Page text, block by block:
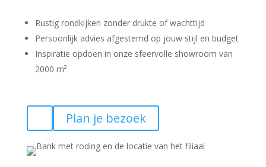
Rustig rondkijken zonder drukte of wachttijd
Persoonlijk advies afgestemd op jouw stijl en budget
Inspiratie opdoen in onze sfeervolle showroom van
2000 m²
Plan je bezoek